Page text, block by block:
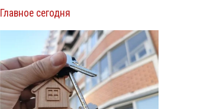
Главное сегодня